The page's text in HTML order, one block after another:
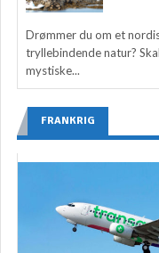
Drømmer du om et
tryllebindende natur?
mystiske...
FRANKRIG